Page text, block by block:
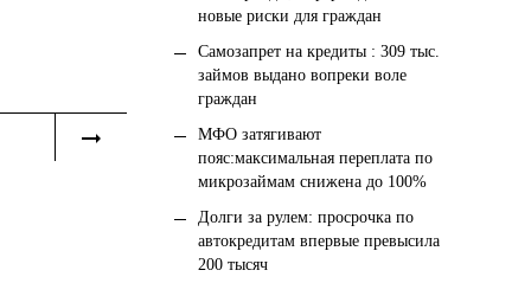
новые риски для граждан
Самозапрет на кредиты : 309 тыс.
займов выдано вопреки воле
граждан
МФО затягивают
пояс:максимальная переплата по
микрозаймам снижена до 100%
Долги за рулем: просрочка по
автокредитам впервые превысила
200 тысяч